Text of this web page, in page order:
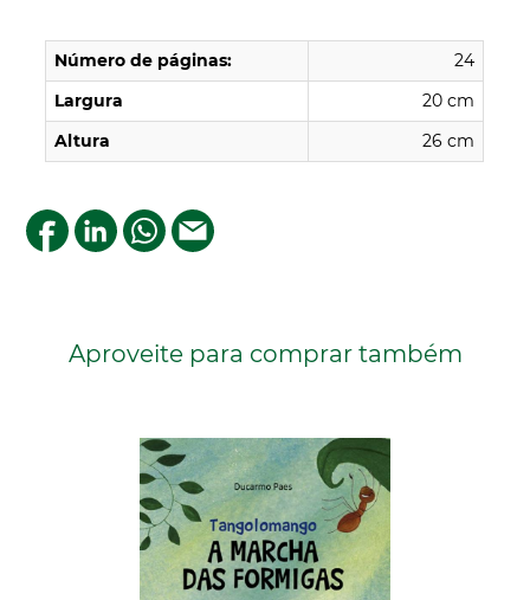
Número de páginas:
24
Largura
20 cm
Altura
26 cm
Aproveite para comprar também